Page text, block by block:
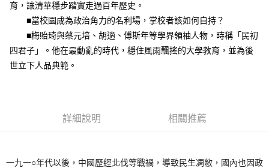
育，讓清華穩步踏實走過百年歷史。
■當校園成為政治角力的名利場，掌校者該如何自持？
■梅貽琦與蔡元培、胡適、傅斯年等學界領袖人物，時稱「民初
四君子」。他在最動亂的時代，穩住風雨飄搖的大學教育，並為後
世立下人品典範。
詳細說明 相關推薦
一九一○年代以後，中國歷經北伐等戰禍，導致民生凋敝，國內也因政